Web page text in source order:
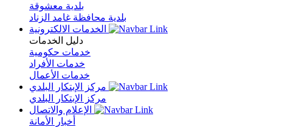
بلدية معشوقة
بلدية محافظة غامد الزناد
دليل الخدمات
خدمات حكومية
خدمات الأفراد
خدمات الأعمال
مركز الإبتكار البلدي
أخبار الأمانة